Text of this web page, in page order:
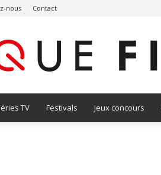
nous Contact
TV Festivals Jeux concours